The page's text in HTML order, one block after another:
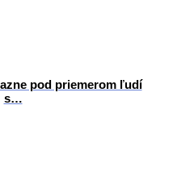
pod priemerom ľudí
s…